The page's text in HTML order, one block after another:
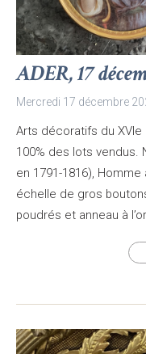
ADER, 17
Mercredi 17 décembre
Arts décoratifs du XVIe
100% des lots vendus.
en 1791-1816),
échelle de gros
poudrés et anneau à